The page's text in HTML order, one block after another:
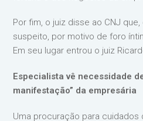
Por fim, o juiz disse ao CNJ
suspeito, por motivo de foro
Em seu lugar entrou o juiz
Especialista vê necessidade
manifestação” da empresária
Uma procuração para